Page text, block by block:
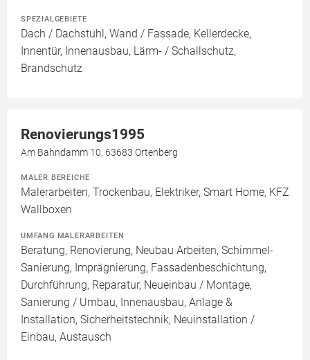
SPEZIALGEBIETE
Dach / Dachstuhl, Wand / Fassade, Kellerdecke,
Innentür, Innenausbau, Lärm- / Schallschutz,
Brandschutz
Renovierungs1995
Am Bahndamm 10, 63683 Ortenberg
MALER BEREICHE
Malerarbeiten, Trockenbau, Elektriker, Smart Home, KFZ
Wallboxen
UMFANG MALERARBEITEN
Beratung, Renovierung, Neubau Arbeiten, Schimmel-
Sanierung, Imprägnierung, Fassadenbeschichtung,
Durchführung, Reparatur, Neueinbau / Montage,
Sanierung / Umbau, Innenausbau, Anlage &
Installation, Sicherheitstechnik, Neuinstallation /
Einbau, Austausch